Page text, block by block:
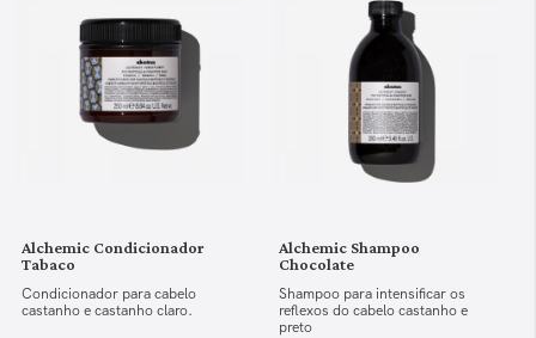
Alchemic Condicionador
Tabaco
Condicionador para cabelo
castanho e castanho claro.
Alchemic Shampoo
Chocolate
Shampoo para intensificar os
reflexos do cabelo castanho e
preto